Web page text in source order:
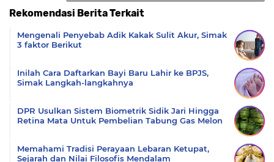
Rekomendasi Berita Terkait
Mengenali Penyebab Adik Kakak Sulit Akur, Simak
3 faktor Berikut
Inilah Cara Daftarkan Bayi Baru Lahir ke BPJS,
Simak Langkah-langkahnya
DPR Usulkan Sistem Biometrik Sidik Jari Hingga
Retina Mata Untuk Pembelian Tabung Gas Melon
Memahami Tradisi Perayaan Lebaran Ketupat,
Sejarah dan Nilai Filosofis Mendalam